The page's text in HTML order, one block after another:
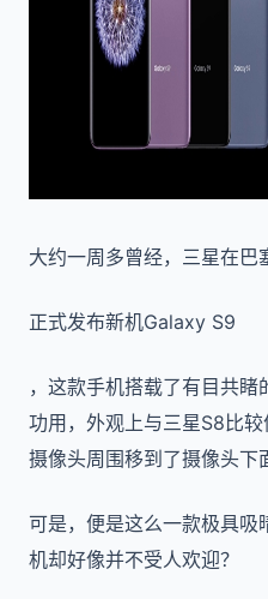
大约一周多曾经，三星在巴
正式发布新机Galaxy S9
，这款手机搭载了有目共睹
功用，外观上与三星S8比
摄像头周围移到了摄像头下
可是，便是这么一款极具
机却好像并不受人欢迎？